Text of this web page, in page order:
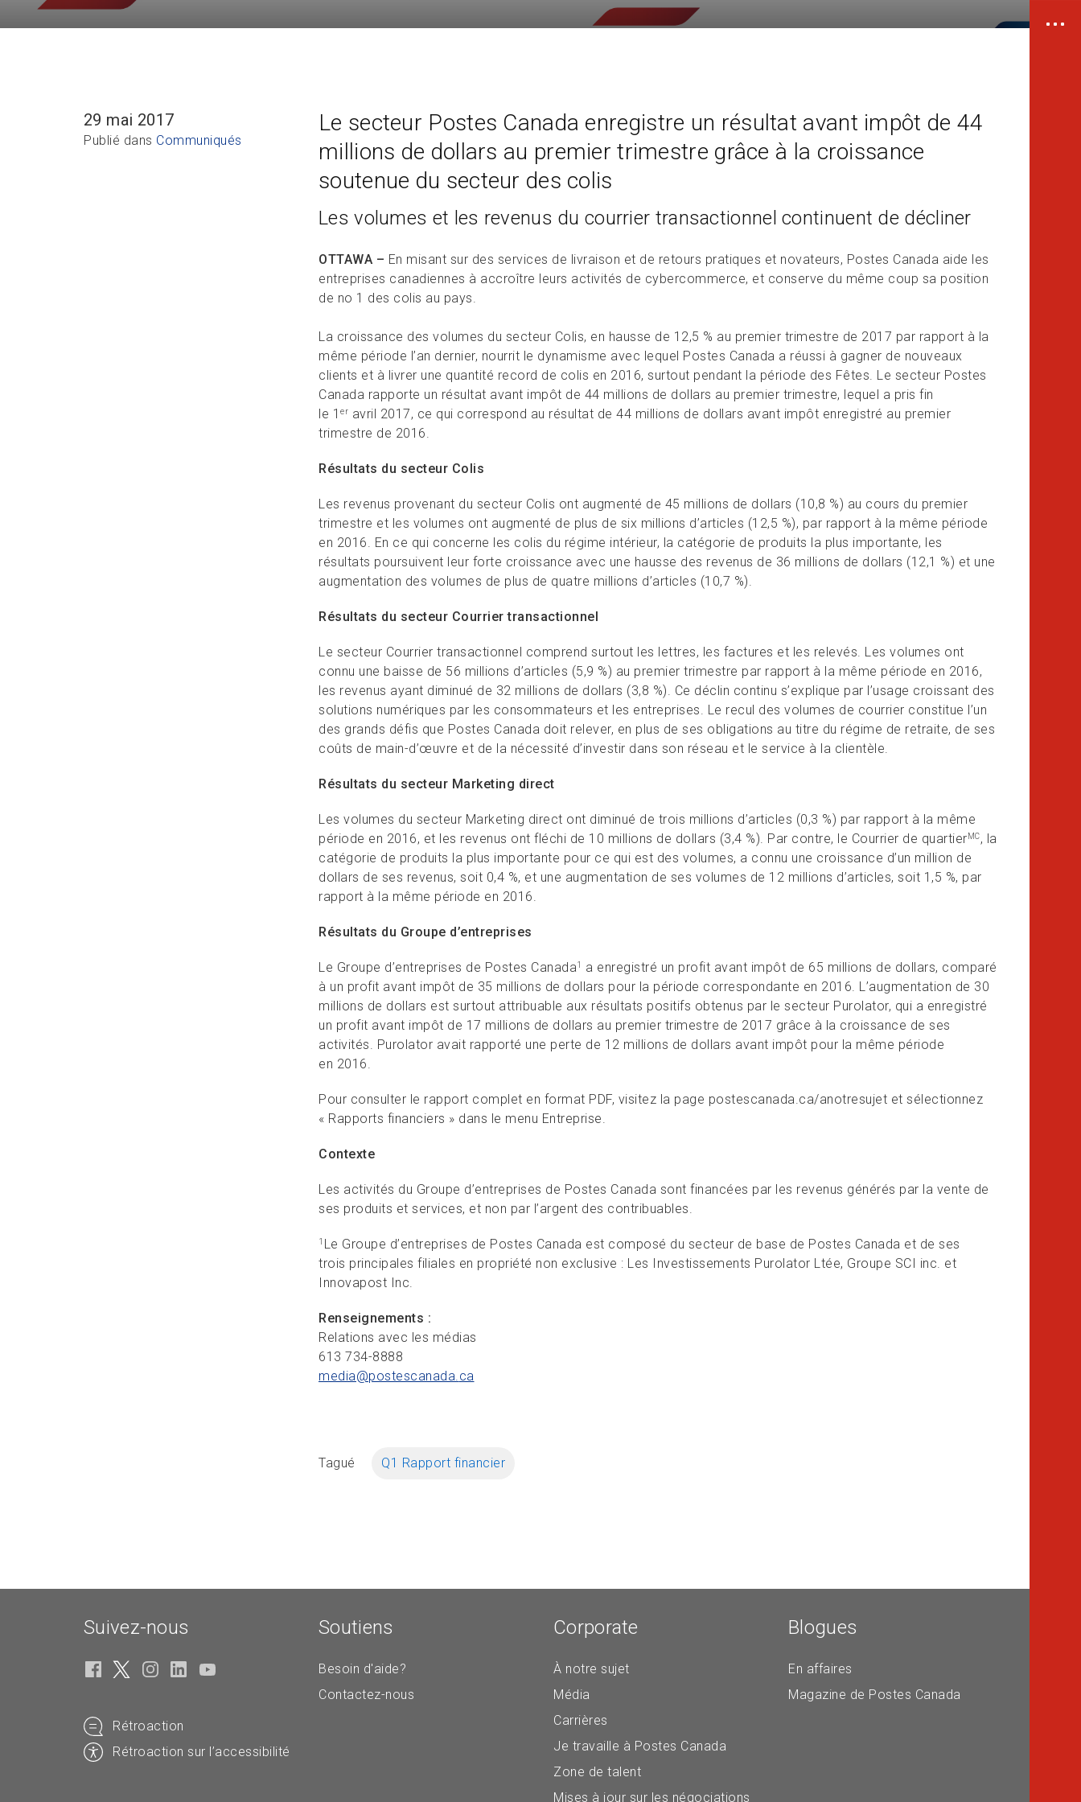
29 mai 2017
Publié dans Communiqués
Le secteur Postes Canada enregistre un résultat avant impôt de 44
millions de dollars au premier trimestre grâce à la croissance
soutenue du secteur des colis
Les volumes et les revenus du courrier transactionnel continuent de décliner
OTTAWA – En misant sur des services de livraison et de retours pratiques et novateurs, Postes Canada aide les
entreprises canadiennes à accroître leurs activités de cybercommerce, et conserve du même coup sa position
de no 1 des colis au pays.
La croissance des volumes du secteur Colis, en hausse de 12,5 % au premier trimestre de 2017 par rapport à la
même période l’an dernier, nourrit le dynamisme avec lequel Postes Canada a réussi à gagner de nouveaux
clients et à livrer une quantité record de colis en 2016, surtout pendant la période des Fêtes. Le secteur Postes
Canada rapporte un résultat avant impôt de 44 millions de dollars au premier trimestre, lequel a pris fin
le 1 er avril 2017, ce qui correspond au résultat de 44 millions de dollars avant impôt enregistré au premier
trimestre de 2016.
Résultats du secteur Colis
Les revenus provenant du secteur Colis ont augmenté de 45 millions de dollars (10,8 %) au cours du premier
trimestre et les volumes ont augmenté de plus de six millions d’articles (12,5 %), par rapport à la même période
en 2016. En ce qui concerne les colis du régime intérieur, la catégorie de produits la plus importante, les
résultats poursuivent leur forte croissance avec une hausse des revenus de 36 millions de dollars (12,1 %) et une
augmentation des volumes de plus de quatre millions d’articles (10,7 %).
Résultats du secteur Courrier transactionnel
Le secteur Courrier transactionnel comprend surtout les lettres, les factures et les relevés. Les volumes ont
connu une baisse de 56 millions d’articles (5,9 %) au premier trimestre par rapport à la même période en 2016,
les revenus ayant diminué de 32 millions de dollars (3,8 %). Ce déclin continu s’explique par l’usage croissant des
solutions numériques par les consommateurs et les entreprises. Le recul des volumes de courrier constitue l’un
des grands défis que Postes Canada doit relever, en plus de ses obligations au titre du régime de retraite, de ses
coûts de main-d’œuvre et de la nécessité d’investir dans son réseau et le service à la clientèle.
Résultats du secteur Marketing direct
Les volumes du secteur Marketing direct ont diminué de trois millions d’articles (0,3 %) par rapport à la même
période en 2016, et les revenus ont fléchi de 10 millions de dollars (3,4 %). Par contre, le Courrier de quartierMC, la
catégorie de produits la plus importante pour ce qui est des volumes, a connu une croissance d’un million de
dollars de ses revenus, soit 0,4 %, et une augmentation de ses volumes de 12 millions d’articles, soit 1,5 %, par
rapport à la même période en 2016.
Résultats du Groupe d’entreprises
Le Groupe d’entreprises de Postes Canada1
a enregistré un profit avant impôt de 65 millions de dollars, comparé
à un profit avant impôt de 35 millions de dollars pour la période correspondante en 2016. L’augmentation de 30
millions de dollars est surtout attribuable aux résultats positifs obtenus par le secteur Purolator, qui a enregistré
un profit avant impôt de 17 millions de dollars au premier trimestre de 2017 grâce à la croissance de ses
activités. Purolator avait rapporté une perte de 12 millions de dollars avant impôt pour la même période
en 2016.
Pour consulter le rapport complet en format PDF, visitez la page postescanada.ca/anotresujet et sélectionnez
« Rapports financiers » dans le menu Entreprise.
Contexte
Les activités du Groupe d’entreprises de Postes Canada sont financées par les revenus générés par la vente de
ses produits et services, et non par l’argent des contribuables.
1 Le Groupe d’entreprises de Postes Canada est composé du secteur de base de Postes Canada et de ses
trois principales filiales en propriété non exclusive : Les Investissements Purolator Ltée, Groupe SCI inc. et
Innovapost Inc.
Renseignements :
Relations avec les médias
613 734-8888
media@postescanada.ca
Tagué Q1 Rapport financier
Suivez-nous
Rétroaction
Rétroaction sur l’accessibilité
Soutiens
Besoin d'aide?
Contactez-nous
Corporate
À notre sujet
Média
Carrières
Je travaille à Postes Canada
Zone de talent
Mises à jour sur les négociations
Blogues
En affaires
Magazine de Postes Canada